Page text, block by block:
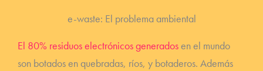
e-waste: El problema ambiental
El 80% residuos electrónicos generadosen el mundo
son botados en quebradas, ríos, y botaderos. Además